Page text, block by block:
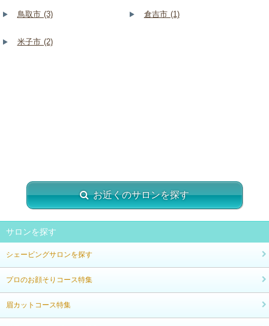
鳥取市 (3) 倉吉市 (1)
米子市 (2)
お近くのサロンを探す
サロンを探す
シェービングサロンを探す
プロのお顔そりコース特集
眉カットコース特集